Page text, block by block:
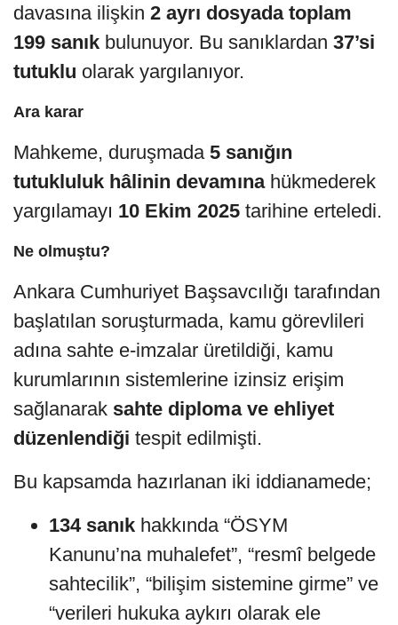
davasına ilişkin 2 ayrı dosyada toplam
199 sanık bulunuyor. Bu sanıklardan 37’si
tutuklu olarak yargılanıyor.
Ara karar
Mahkeme, duruşmada 5 sanığın
tutukluluk hâlinin devamınahükmederek
yargılamayı 10 Ekim 2025 tarihine erteledi.
Ne olmuştu?
Ankara Cumhuriyet Başsavcılığı tarafından
başlatılan soruşturmada, kamu görevlileri
adına sahte e-imzalar üretildiği, kamu
kurumlarının sistemlerine izinsiz erişim
sağlanarak sahte diploma ve ehliyet
düzenlendiği tespit edilmişti.
Bu kapsamda hazırlanan iki iddianamede;
134 sanık hakkında “ÖSYM
Kanunu’na muhalefet”, “resmî belgede
sahtecilik”, “bilişim sistemine girme” ve
“verileri hukuka aykırı olarak ele